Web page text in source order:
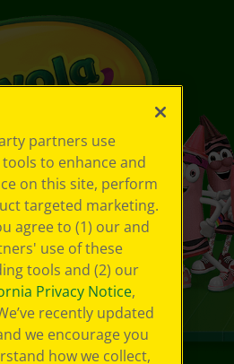
partners use
to enhance and
on this site, perform
targeted marketing.
agree to (1) our and
use of these
tools and (2) our
Privacy Notice,
recently updated
we encourage you
how we collect,